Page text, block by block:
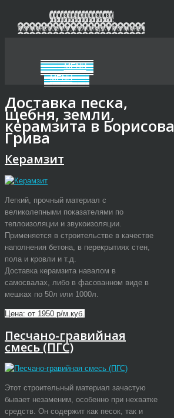
+7 (812) 900-60-37
Колпинское ш., логопарк "Колпино"
MENU
MENU
Доставка песка,
щебня, земли,
керамзита в Борисова
Грива
Керамзит
Легкий, прочный материал с
великолепными показателями по
теплоизоляции и звукоизоляции.
Применяется в строительстве в качестве
наполнения бетона, в перекрытиях стен,
пола и кровли и т.д.
Доставка керамзита навалом в
самосвалах, либо в фасованном виде в
мешках по 50л или 1000л.
Цена: от 1950 р/м.куб.
Песчано-гравийная
смесь (ПГС)
Этот строительный материал зачастую
бывает незаменим, особенно при нехватке
средств. Он содержит как песок, так и